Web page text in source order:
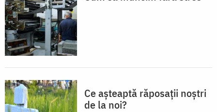
Ce așteaptă răposații noștri
de la noi?